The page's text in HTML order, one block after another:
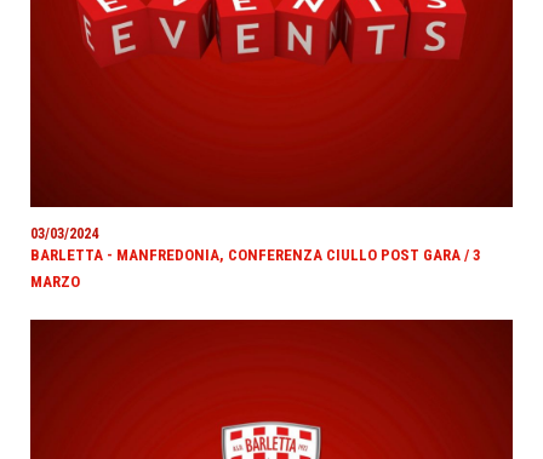
03/03/2024
BARLETTA - MANFREDONIA, CONFERENZA CIULLO POST GARA / 3
MARZO